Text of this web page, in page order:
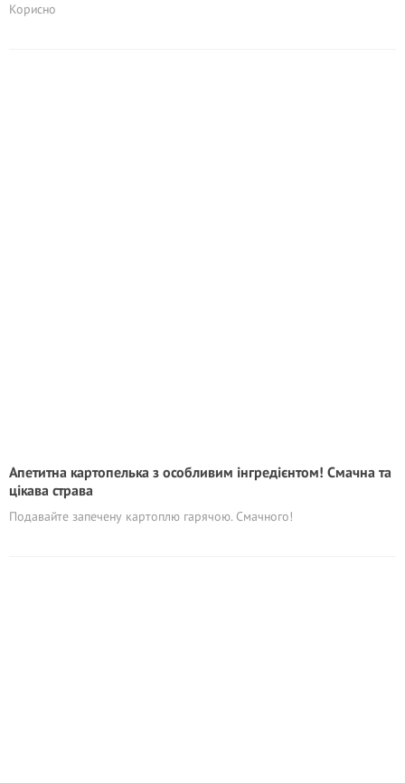
Корисно
Апетитна картопелька з особливим інгредієнтом! Смачна та
цікава страва
Подавайте запечену картоплю гарячою. Смачного!